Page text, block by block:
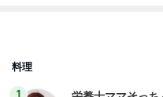
料理
1